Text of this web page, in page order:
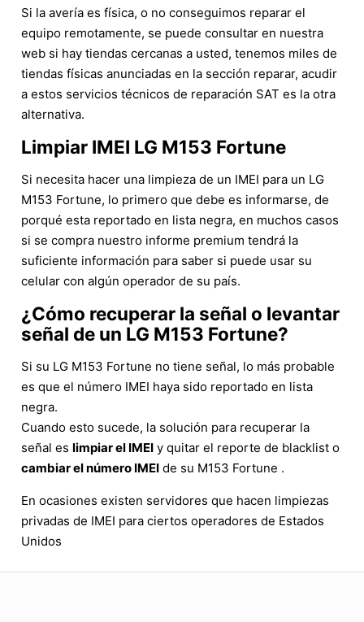
Si la avería es física, o no conseguimos reparar el
equipo remotamente, se puede consultar en nuestra
web si hay tiendas cercanas a usted, tenemos miles de
tiendas físicas anunciadas en la sección reparar, acudir
a estos servicios técnicos de reparación SAT es la otra
alternativa.
Limpiar IMEI LG M153 Fortune
Si necesita hacer una limpieza de un IMEI para un LG
M153 Fortune, lo primero que debe es informarse, de
porqué esta reportado en lista negra, en muchos casos
si se compra nuestro informe premium tendrá la
suficiente información para saber si puede usar su
celular con algún operador de su país.
¿Cómo recuperar la señal o levantar
señal de un LG M153 Fortune?
Si su LG M153 Fortune no tiene señal, lo más probable
es que el número IMEI haya sido reportado en lista
negra.
Cuando esto sucede, la solución para recuperar la
señal es limpiar el IMEI y quitar el reporte de blacklist o
cambiar el número IMEI de su M153 Fortune .
En ocasiones existen servidores que hacen limpiezas
privadas de IMEI para ciertos operadores de Estados
Unidos